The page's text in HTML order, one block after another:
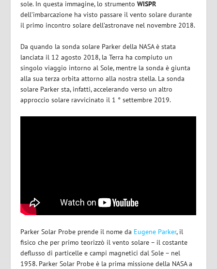
sole. In questa immagine, lo strumentoWISPR
dell’imbarcazione ha visto passare il vento solare durante
il primo incontro solare dell’astronave nel novembre 2018.
Da quando la sonda solare Parker della NASA è stata
lanciata il 12 agosto 2018, la Terra ha compiuto un
singolo viaggio intorno al Sole, mentre la sonda è giunta
alla sua terza orbita attorno alla nostra stella. La sonda
solare Parker sta, infatti, accelerando verso un altro
approccio solare ravvicinato il 1 ° settembre 2019.
Parker Solar Probe prende il nome da Eugene Parker, il
fisico che per primo teorizzò il vento solare – il costante
deflusso di particelle e campi magnetici dal Sole – nel
1958. Parker Solar Probe è la prima missione della NASA a